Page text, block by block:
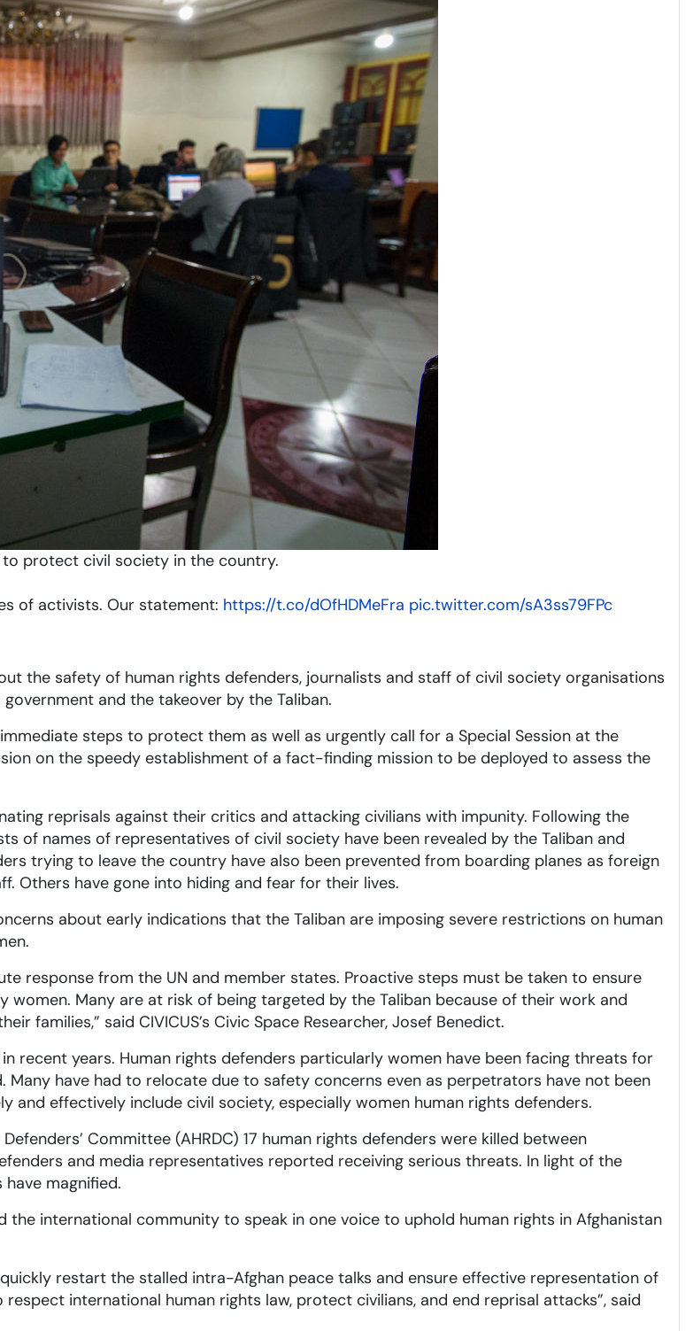
protect civil society in the country.
of activists. Our statement: https://t.co/dOfHDMeFra pic.twitter.com/sA3ss79FPc
the safety of human rights defenders, journalists and staff of civil society organisations
and the takeover by the Taliban.
steps to protect them as well as urgently call for a Special Session at the
on the speedy establishment of a fact-finding mission to be deployed to assess the
reprisals against their critics and attacking civilians with impunity. Following the
of names of representatives of civil society have been revealed by the Taliban and
trying to leave the country have also been prevented from boarding planes as foreign
Others have gone into hiding and fear for their lives.
about early indications that the Taliban are imposing severe restrictions on human
response from the UN and member states. Proactive steps must be taken to ensure
Many are at risk of being targeted by the Taliban because of their work and
said CIVICUS’s Civic Space Researcher, Josef Benedict.
recent years. Human rights defenders particularly women have been facing threats for
have had to relocate due to safety concerns even as perpetrators have not been
and effectively include civil society, especially women human rights defenders.
Committee (AHRDC) 17 human rights defenders were killed between
and media representatives reported receiving serious threats. In light of the
magnified.
the international community to speak in one voice to uphold human rights in Afghanistan
restart the stalled intra-Afghan peace talks and ensure effective representation of
international human rights law, protect civilians, and end reprisal attacks”, said